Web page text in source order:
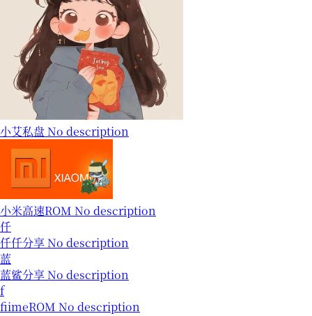
小艾私盘No description
小米高速ROM No description
仟
仟仟分享No description
蓝
蓝鲨分享No description
f
fiimeROM No description